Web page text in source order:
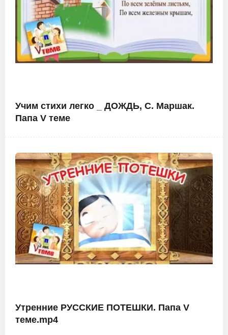
Учим стихи легко _ ДОЖДЬ, С. Маршак.
Папа V теме
Утренние РУССКИЕ ПОТЕШКИ. Папа V
теме.mp4